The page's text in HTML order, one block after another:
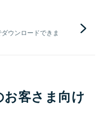
ウンロードできま
お客さま向け